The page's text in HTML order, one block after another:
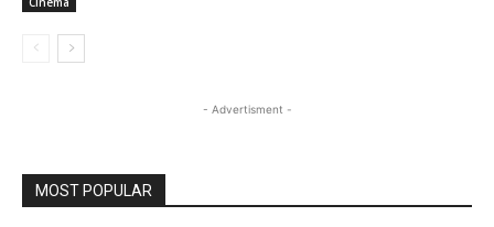
- Advertisment -
MOST POPULAR